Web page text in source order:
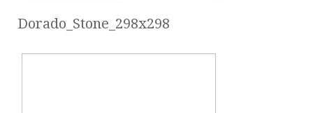
Dorado_Stone_298x298